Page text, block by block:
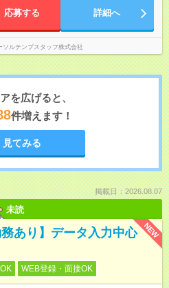
応募する 詳細へ
ソルテンプスタッフ株式会社
を広げると、
件増えます！
見てみる
掲載日：2026.08.07
未読
NEW
あり】データ入力中心
WEB登録・面接OK